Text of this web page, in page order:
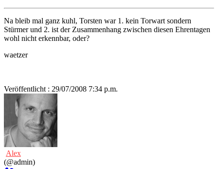
Na bleib mal ganz kuhl, Torsten war 1. kein Torwart sondern
Stürmer und 2. ist der Zusammenhang zwischen diesen Ehrentagen
wohl nicht erkennbar, oder?
waetzer
Veröffentlicht : 29/07/2008 7:34 p.m.
Alex
(@admin)